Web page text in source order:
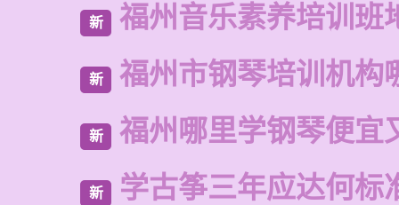
新 福州音乐素养培训班
新 福州市钢琴培训机构
新 福州哪里学钢琴便宜
新 学古筝三年应达何标